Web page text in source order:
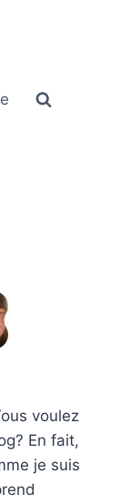
voulez
En fait,
je suis